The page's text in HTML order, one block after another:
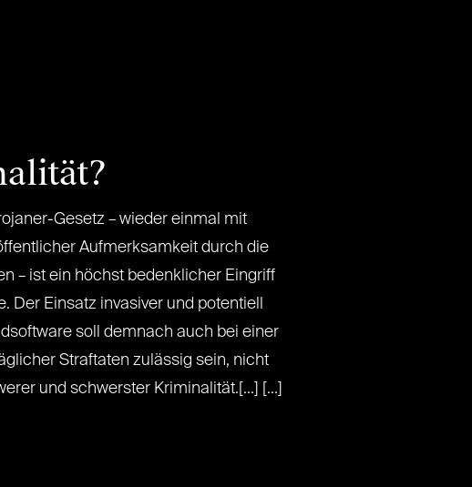
Gesetz – wieder einmal mit
Aufmerksamkeit durch die
– ist ein höchst bedenklicher Eingriff
Der Einsatz invasiver und potentiell
soll demnach auch bei einer
Straftaten zulässig sein, nicht
und schwerster Kriminalität.[...] [...]